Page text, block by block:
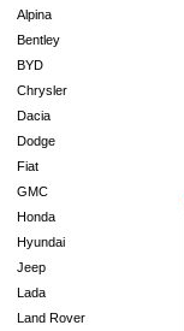
Alpina
Bentley
BYD
Chrysler
Dacia
Dodge
Fiat
GMC
Honda
Hyundai
Jeep
Lada
Land Rover